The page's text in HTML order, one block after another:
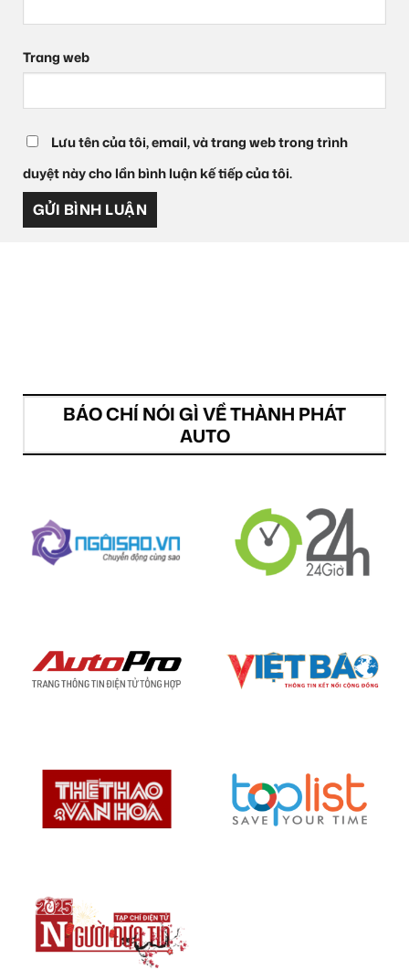
Trang web
Lưu tên của tôi, email, và trang web trong trình
duyệt này cho lần bình luận kế tiếp của tôi.
BÁO CHÍ NÓI GÌ VỀ THÀNH PHÁT
AUTO